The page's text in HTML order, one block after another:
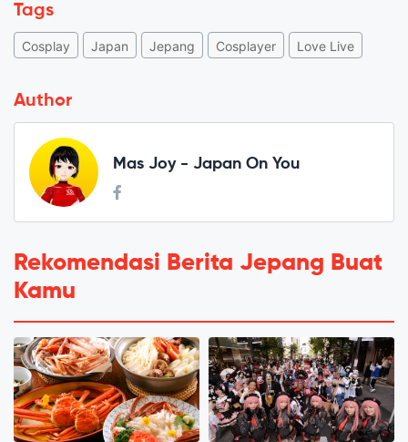
Tags
Cosplay Japan Jepang Cosplayer Love Live
Author
Mas Joy - Japan On You
Rekomendasi Berita Jepang Buat
Kamu